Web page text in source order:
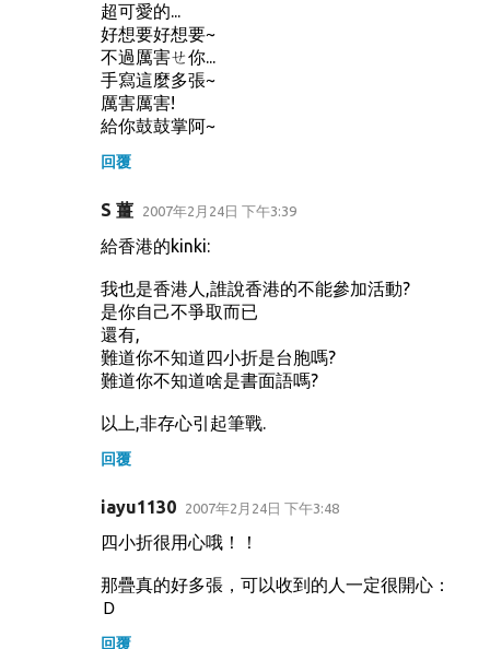
超可愛的...
好想要好想要~
不過厲害ㄝ你...
手寫這麼多張~
厲害厲害!
給你鼓鼓掌阿~
回覆
S 薑 2007年2月24日 下午3:39
給香港的kinki:
我也是香港人,誰說香港的不能參加活動?
是你自己不爭取而已
還有,
難道你不知道四小折是台胞嗎?
難道你不知道啥是書面語嗎?
以上,非存心引起筆戰.
回覆
iayu1130 2007年2月24日 下午3:48
四小折很用心哦！！
那疊真的好多張，可以收到的人一定很開心：
Ｄ
回覆